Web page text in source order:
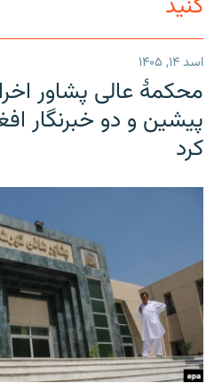
اسد ۱۴, ۱۴۰۵
محکمۀ عالی پشاور
پیشین و دو خبرنگار
کرد